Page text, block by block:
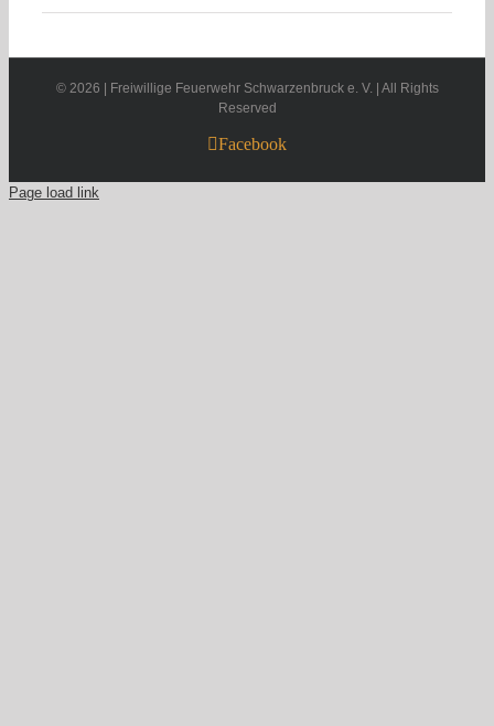
© 2026 | Freiwillige Feuerwehr Schwarzenbruck e. V. | All Rights
Reserved
Facebook
Page load link